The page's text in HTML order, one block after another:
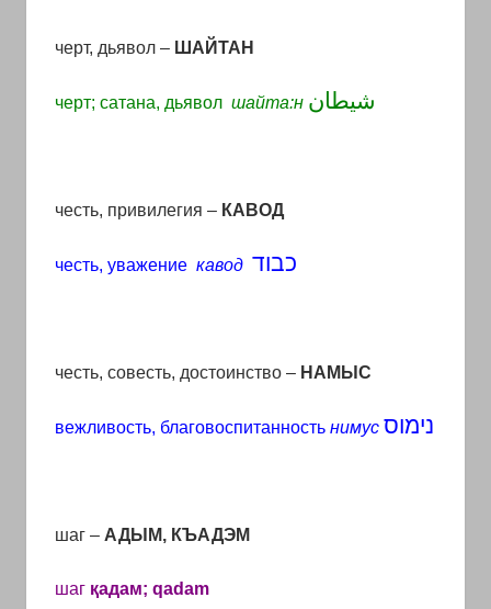
черт, дьявол– ШАЙТАН
черт; сатана, дьявол шайта:н شيطان
честь, привилегия – КАВОД
честь, уважение кавод כבוד
честь, совесть, достоинство – НАМЫС
вежливость, благовоспитанность нимус נימוס
шаг – АДЫМ, КЪАДЭМ
шаг қадам; qadam